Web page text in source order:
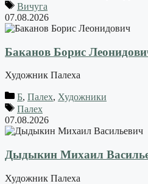
Вичуга
07.08.2026
Баканов Борис
Художник Палеха
Б, Палех, Художники
Палех
07.08.2026
Дыдыкин Михаил
Художник Палеха